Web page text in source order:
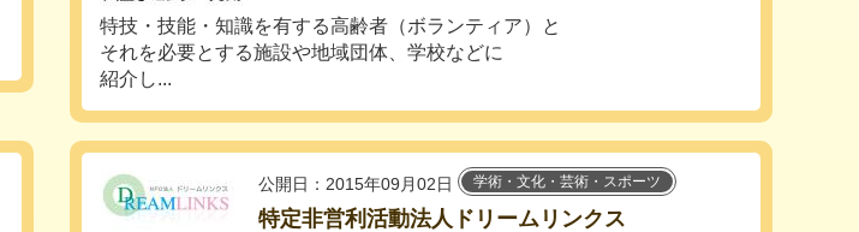
特技・技能・知識を有する高齢者（ボランティア）と
それを必要とする施設や地域団体、学校などに
紹介し...
公開日：2015年09月02日 学術・文化・芸術・スポーツ
特定非営利活動法人ドリームリンクス